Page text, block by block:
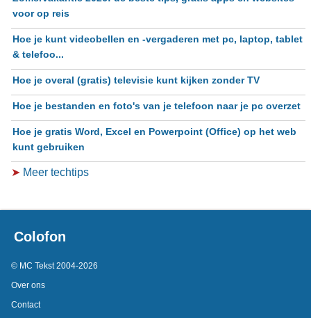
voor op reis
Hoe je kunt videobellen en -vergaderen met pc, laptop, tablet
& telefoo...
Hoe je overal (gratis) televisie kunt kijken zonder TV
Hoe je bestanden en foto's van je telefoon naar je pc overzet
Hoe je gratis Word, Excel en Powerpoint (Office) op het web
kunt gebruiken
➤ Meer techtips
Colofon
© MC Tekst 2004-2026
Over ons
Contact